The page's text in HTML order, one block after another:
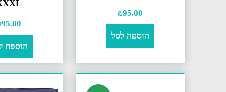
₪95.00
הוספה לסל
95.00
הוספה